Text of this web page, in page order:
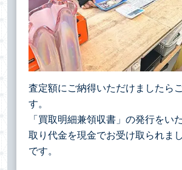
査定額にご納得いただけましたら
す。
「買取明細兼領収書」の発行をい
取り代金を現金でお受け取られま
です。